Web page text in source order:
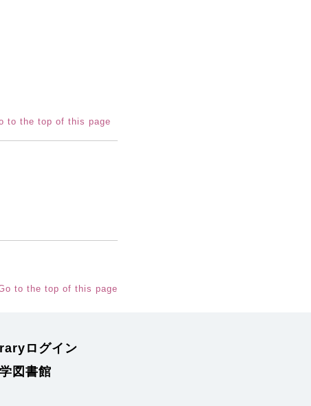
to the top of this page
to the top of this page
ログイン
図書館